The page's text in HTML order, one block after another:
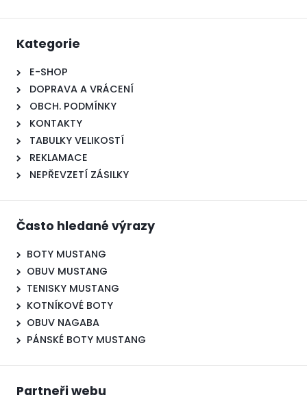
Kategorie
E-SHOP
DOPRAVA A VRÁCENÍ
OBCH. PODMÍNKY
KONTAKTY
TABULKY VELIKOSTÍ
REKLAMACE
NEPŘEVZETÍ ZÁSILKY
Často hledané výrazy
BOTY MUSTANG
OBUV MUSTANG
TENISKY MUSTANG
KOTNÍKOVÉ BOTY
OBUV NAGABA
PÁNSKÉ BOTY MUSTANG
Partneři webu